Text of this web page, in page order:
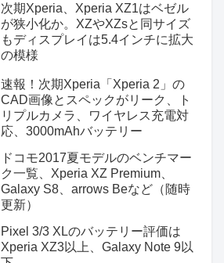
次期Xperia、Xperia XZ1はベゼル
が狭小化か。XZやXZsと同サイズ
もディスプレイは5.4インチに拡大
の模様
速報！次期Xperia「Xperia 2」の
CAD画像とスペックがリーク、ト
リプルカメラ、ワイヤレス充電対
応、3000mAhバッテリー
ドコモ2017夏モデルのベンチマー
ク一覧、Xperia XZ Premium、
Galaxy S8、arrows Beなど（随時
更新）
Pixel 3/3 XLのバッテリー評価は
Xperia XZ3以上、Galaxy Note 9以